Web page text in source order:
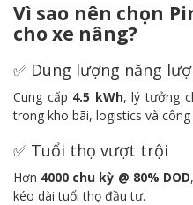
Vì sao nên chọn
cho xe nâng?
✅ Dung lượng năng
Cung cấp 4.5 kWh, lý tưởng
trong kho bãi, logistics và công
✅ Tuổi thọ vượt trội
Hơn 4000 chu kỳ @ 80% DOD
kéo dài tuổi thọ đầu tư.